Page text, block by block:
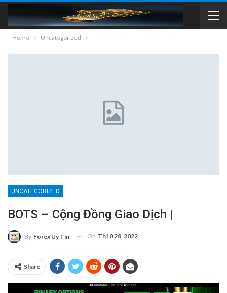
Home Uncategorized
UNCATEGORIZED
BOTS – Cộng Đồng Giao Dịch |
By Forex Uy Tín On Th10 28, 2022
Share